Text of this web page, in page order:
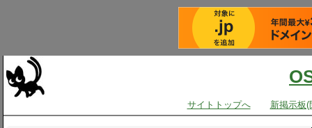
サイトトップへ 新掲示板(